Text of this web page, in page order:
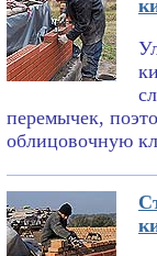
перемычек,
облицовочную